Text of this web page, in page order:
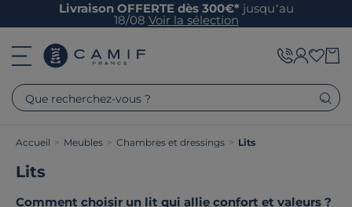
Livraison OFFERTE dès 300€* jusqu’au
18/08 Voir la sélection
Que recherchez-vous ?
Accueil > Meubles > Chambres et dressings > Lits
Lits
Comment choisir un lit qui allie confort et valeurs ?